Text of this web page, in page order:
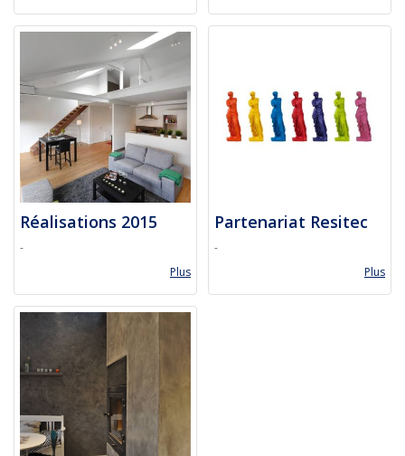
Réalisations 2015
-
Plus
Partenariat Resitec
-
Plus